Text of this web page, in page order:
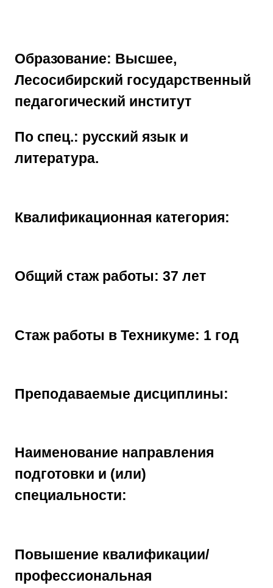
Образование: Высшее,
Лесосибирский государственный
педагогический институт
По спец.: русский язык и
литература.
Квалификационная категория:
Общий стаж работы: 37 лет
Стаж работы в Техникуме: 1 год
Преподаваемые дисциплины:
Наименование направления
подготовки и (или)
специальности:
Повышение квалификации/
профессиональная